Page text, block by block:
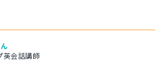
英会話講師